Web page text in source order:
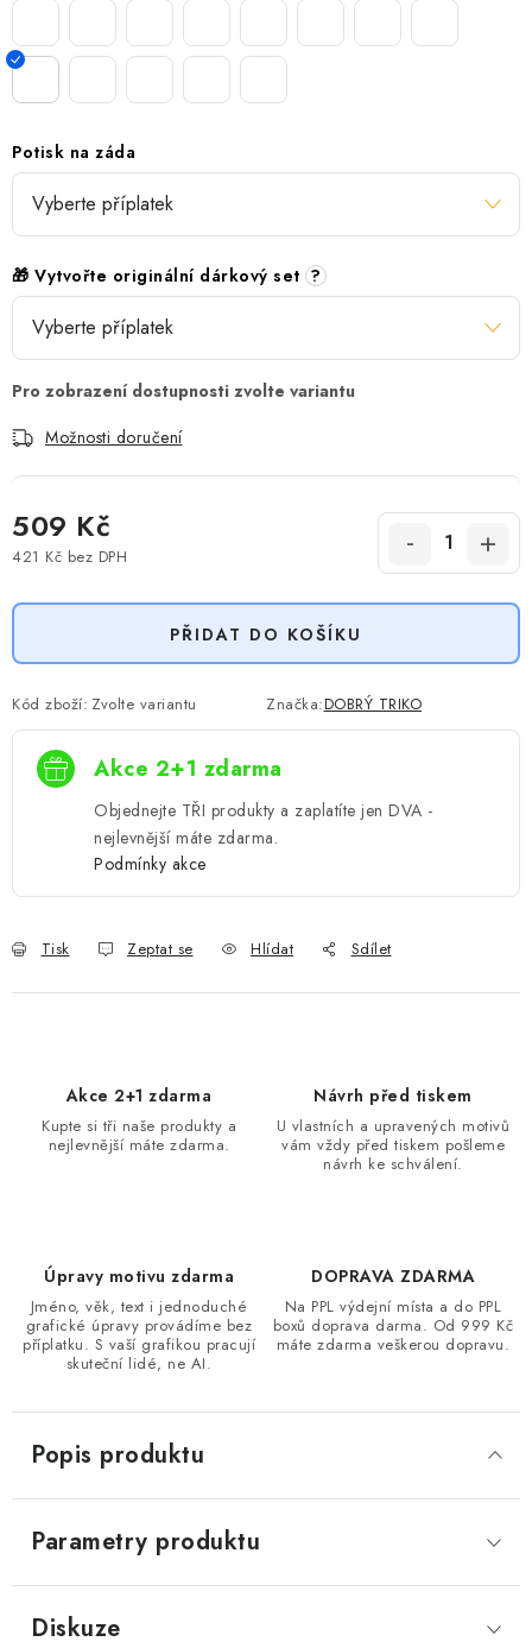
Potisk na záda
🎁 Vytvořte originální dárkový set ?
Možnosti doručení
509 Kč
421 Kč bez DPH
PŘIDAT DO KOŠÍKU
Kód zboží: Zvolte variantu Značka:DOBRÝ TRIKO
Akce 2+1 zdarma
Objednejte TŘI produkty a zaplatíte jen DVA -
nejlevnější máte zdarma.
Podmínky akce
Tisk Zeptat se Hlídat Sdílet
Akce 2+1 zdarma
Kupte si tři naše produkty a
nejlevnější máte zdarma.
Návrh před tiskem
U vlastních a upravených motivů
vám vždy před tiskem pošleme
návrh ke schválení.
Úpravy motivu zdarma
Jméno, věk, text i jednoduché
grafické úpravy provádíme bez
příplatku. S vaší grafikou pracují
skuteční lidé, ne AI.
DOPRAVA ZDARMA
Na PPL výdejní místa a do PPL
boxů doprava darma. Od 999 Kč
máte zdarma veškerou dopravu.
Popis produktu
Parametry produktu
Diskuze